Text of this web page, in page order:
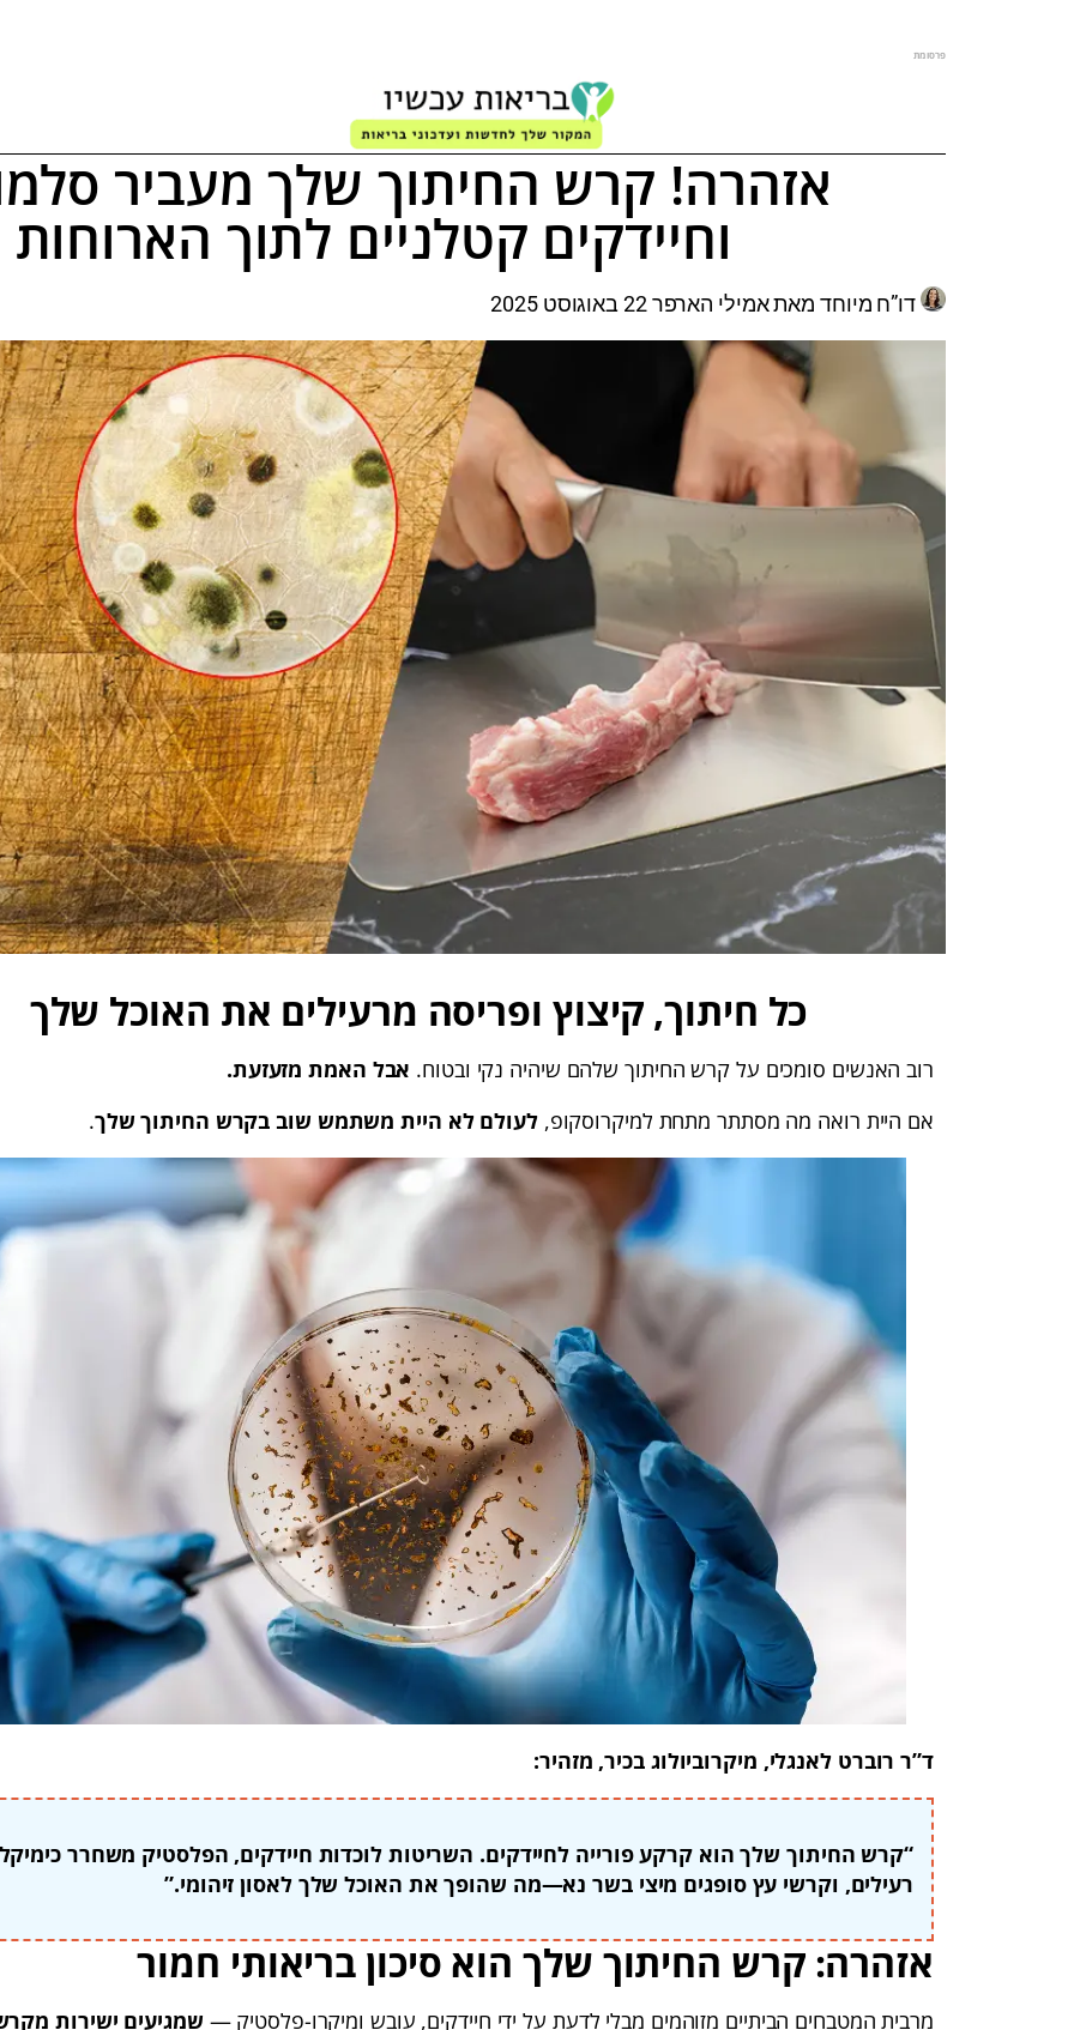
פרסומת
אזהרה! קרש החיתוך שלך מעביר
וחיידקים קטלניים לתוך
דו”ח מיוחד מאת אמילי הארפר 22 באוגוסט 2025
כל חיתוך, קיצוץ ופריסה מרעילים את האוכל שלך
רוב האנשים סומכים על קרש החיתוך שלהם שיהיה נקי ובטוח. אבל האמת מזעזעת.
אם היית רואה מה מסתתר מתחת למיקרוסקופ,לעולם לא היית משתמש שוב בקרש החיתוך שלך.
ד”ר רוברט לאנגלי, מיקרוביולוג בכיר, מזהיר:
“קרש החיתוך שלך הוא קרקע פורייה לחיידקים. השריטות לוכדות חיידקים, הפלסטיק משחרר
רעילים, וקרשי עץ סופגים מיצי בשר נא—מה שהופך את האוכל שלך לאסון זיהומי.”
אזהרה: קרש החיתוך שלך הוא סיכון בריאותי חמור
מרבית המטבחים הביתיים מזוהמים מבלי לדעת על ידי חיידקים, עובש ומיקרו-פלסטיק — שמגיעים ישירות